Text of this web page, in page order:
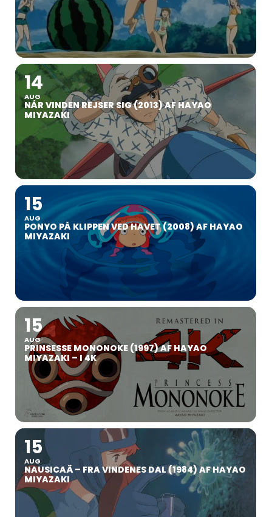
14
AUG
NÅR VINDEN REJSER SIG (2013) AF HAYAO
MIYAZAKI
15
AUG
PONYO PÅ KLIPPEN VED HAVET (2008) AF HAYAO
MIYAZAKI
15
AUG
PRINSESSE MONONOKE (1997) AF HAYAO
MIYAZAKI – I 4K
15
AUG
NAUSICAÄ – FRA VINDENES DAL (1984) AF HAYAO
MIYAZAKI